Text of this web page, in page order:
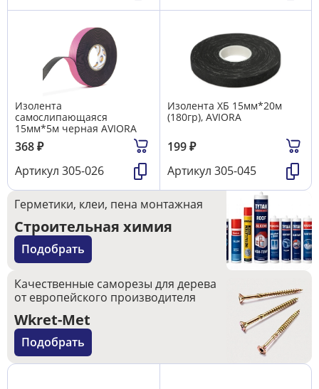
Изолента
самослипающаяся
15мм*5м черная AVIORA
368₽
Артикул 305-026
Изолента ХБ 15мм*20м
(180гр), AVIORA
199₽
Артикул 305-045
Герметики, клеи, пена монтажная
Строительная химия
Подобрать
Качественные саморезы для дерева
от европейского производителя
Wkret-Met
Подобрать